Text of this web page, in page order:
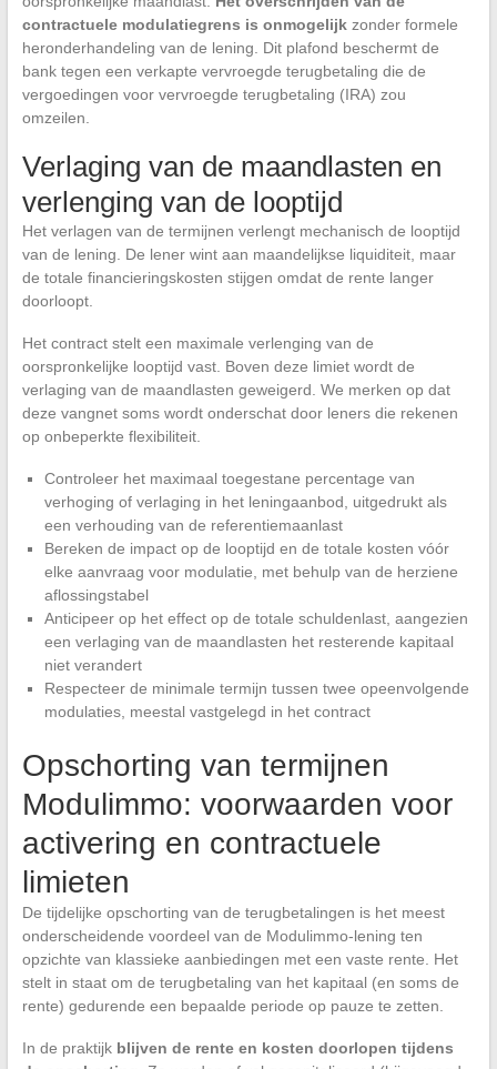
contractuele modulatiegrens is onmogelijkzonder formele
heronderhandeling van de lening. Dit plafond beschermt de
bank tegen een verkapte vervroegde terugbetaling die de
vergoedingen voor vervroegde terugbetaling (IRA) zou
omzeilen.
Verlaging van de maandlasten en
verlenging van de looptijd
Het verlagen van de termijnen verlengt mechanisch de looptijd
van de lening. De lener wint aan maandelijkse liquiditeit, maar
de totale financieringskosten stijgen omdat de rente langer
doorloopt.
Het contract stelt een maximale verlenging van de
oorspronkelijke looptijd vast. Boven deze limiet wordt de
verlaging van de maandlasten geweigerd. We merken op dat
deze vangnet soms wordt onderschat door leners die rekenen
op onbeperkte flexibiliteit.
Controleer het maximaal toegestane percentage van
verhoging of verlaging in het leningaanbod, uitgedrukt als
een verhouding van de referentiemaanlast
Bereken de impact op de looptijd en de totale kosten vóór
elke aanvraag voor modulatie, met behulp van de herziene
aflossingstabel
Anticipeer op het effect op de totale schuldenlast, aangezien
een verlaging van de maandlasten het resterende kapitaal
niet verandert
Respecteer de minimale termijn tussen twee opeenvolgende
modulaties, meestal vastgelegd in het contract
Opschorting van termijnen
Modulimmo: voorwaarden voor
activering en contractuele
limieten
De tijdelijke opschorting van de terugbetalingen is het meest
onderscheidende voordeel van de Modulimmo-lening ten
opzichte van klassieke aanbiedingen met een vaste rente. Het
stelt in staat om de terugbetaling van het kapitaal (en soms de
rente) gedurende een bepaalde periode op pauze te zetten.
In de praktijk blijven de rente en kosten doorlopen tijdens